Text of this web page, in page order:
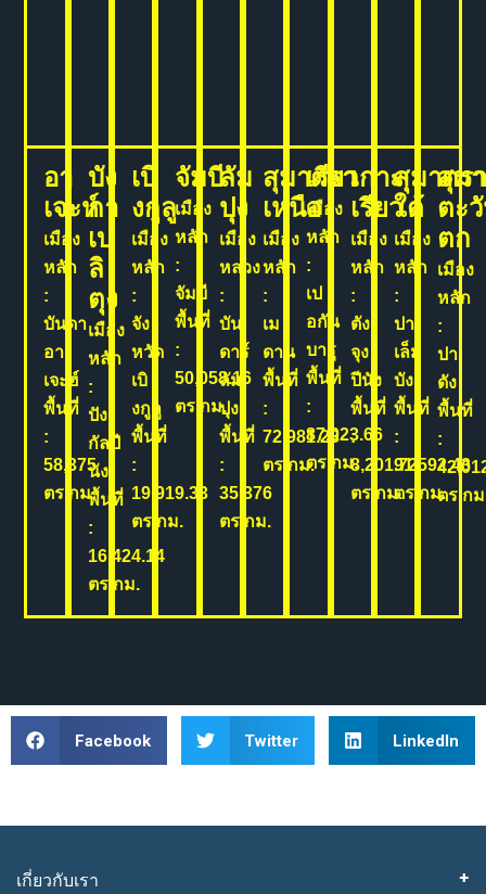
อา
เจะห์
เมือง
หลัก
:
บันดา
อา
เจะฮ์
พื้นที่
:
58,375
ตร.กม.
บัง
กา
เบ
ลิ
ตุง
เมือง
หลัก
:
ปัง
กัลปี
นัง
พื้นที่
:
16,424.14
ตร.กม.
เบิ
งกูลู
เมือง
หลัก
:
จัง
หวัด
เบิ
งกูลู
พื้นที่
:
19,919.33
ตร.กม.
จัมบี
เมือง
หลัก
:
จัมบี
พื้นที่
:
50,058.16
ตร.กม.
ลัม
ปุง
เมือง
หลวง
:
บัน
ดาร์
ลัม
ปุง
พื้นที่
:
35,376
ตร.กม.
สุมาตรา
เหนือ
เมือง
หลัก
:
เม
ดาน
พื้นที่
:
72,981.23
ตร.กม.
เรียว
เมือง
หลัก
:
เป
อกัน
บารู
พื้นที่
:
87,023.66
ตร.กม.
เกาะ
เรียว
เมือง
หลัก
:
ตัง
จุง
ปีนัง
พื้นที่
:
8,201.72
ตร.กม.
สุมาตร
ใต้
เมือง
หลัก
:
ปา
เล็ม
บัง
พื้นที่
:
91,592.43
ตร.กม.
สุม
ตะ
ตก
เมือง
หลัก
:
ปา
ดัง
พื้นที่
:
ตร.ก
Facebook Twitter LinkedIn
เกี่ยวกับเรา